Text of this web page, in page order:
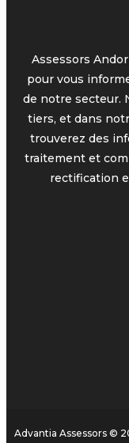
Assessors
pour vous
de notre secteur.
tiers, et dans
trouverez des
traitement et
rectification
Advantia Assessors ©